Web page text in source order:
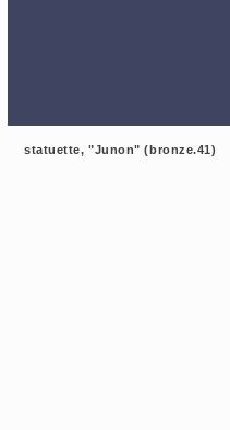
statuette, "Junon" (bronze.41)